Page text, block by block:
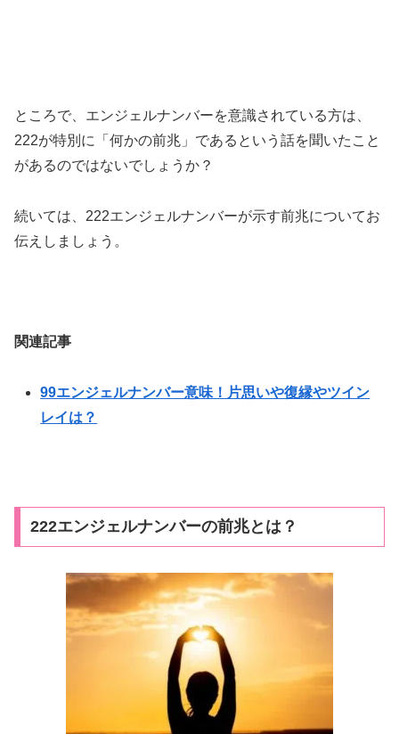
ところで、エンジェルナンバーを意識されている方は、
222が特別に「何かの前兆」であるという話を聞いたこと
があるのではないでしょうか？
続いては、222エンジェルナンバーが示す前兆についてお
伝えしましょう。
関連記事
99エンジェルナンバー意味！片思いや復縁やツイン
レイは？
222エンジェルナンバーの前兆とは？